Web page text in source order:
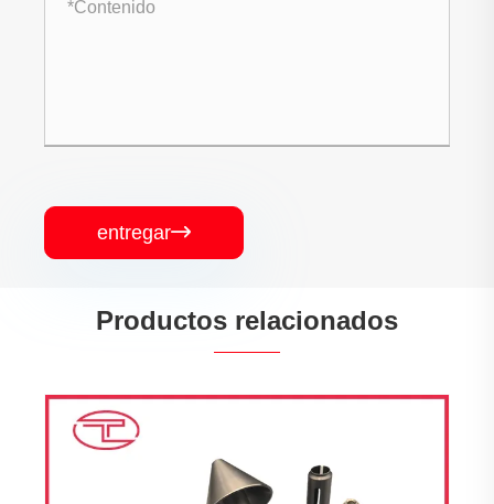
entregar
Productos relacionados
Piezas de material compuesto mecanizadas